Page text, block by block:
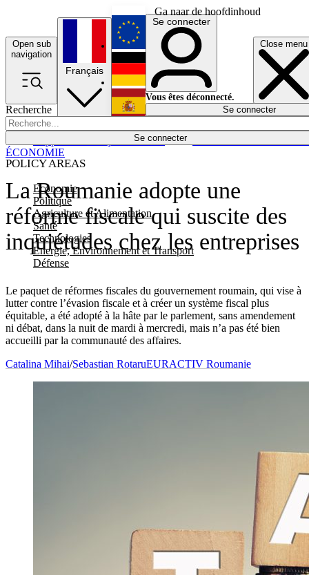
Ga naar de hoofdinhoud
Open sub
navigation
Close menu
Recherche
Se connecter
POLICY AREAS
Economie
Politique
Agriculture et Alimentation
Santé
Technologies
Energie, Environnement et Transport
Défense
Économie
Français
English
Deutsch
Español
Se connecter
Vous êtes déconnecté.
Se connecter
La Roumanie adopte une
réforme fiscale qui suscite des
inquiétudes chez les entreprises
Le paquet de réformes fiscales du gouvernement roumain, qui vise à
lutter contre l’évasion fiscale et à créer un système fiscal plus
équitable, a été adopté à la hâte par le parlement, sans amendement
ni débat, dans la nuit de mardi à mercredi, mais n’a pas été bien
accueilli par la communauté des affaires.
ÉCONOMIE
Catalina Mihai/Sebastian RotaruEURACTIV Roumanie